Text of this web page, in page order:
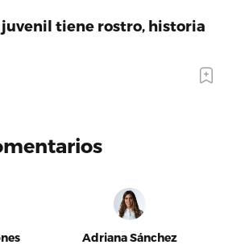
tiene rostro, historia
Adriana Sánchez